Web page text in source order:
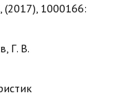
(2017), 1000166:
Г. В.